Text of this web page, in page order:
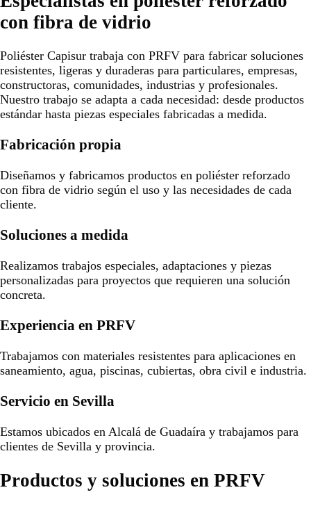
con fibra de vidrio
Poliéster Capisur trabaja con PRFV para fabricar soluciones
resistentes, ligeras y duraderas para particulares, empresas,
constructoras, comunidades, industrias y profesionales.
Nuestro trabajo se adapta a cada necesidad: desde productos
estándar hasta piezas especiales fabricadas a medida.
Fabricación propia
Diseñamos y fabricamos productos en poliéster reforzado
con fibra de vidrio según el uso y las necesidades de cada
cliente.
Soluciones a medida
Realizamos trabajos especiales, adaptaciones y piezas
personalizadas para proyectos que requieren una solución
concreta.
Experiencia en PRFV
Trabajamos con materiales resistentes para aplicaciones en
saneamiento, agua, piscinas, cubiertas, obra civil e industria.
Servicio en Sevilla
Estamos ubicados en Alcalá de Guadaíra y trabajamos para
clientes de Sevilla y provincia.
Productos y soluciones en PRFV